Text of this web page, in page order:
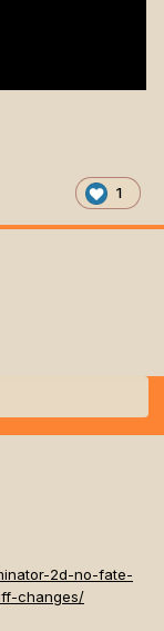
1
2d-no-fate-
changes/